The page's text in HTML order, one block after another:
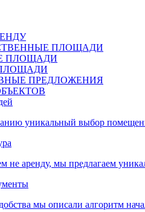
ПЛОЩАДИ
ПЛОЩАДИ
ПРЕДЛОЖЕНИЯ
уникальный выбор
не аренду, мы предлагаем
мы описали алгоритм